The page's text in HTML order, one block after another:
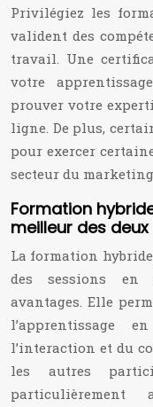
Privilégiez les
valident des
travail. Une
votre
prouver votre
ligne. De plus,
pour exercer
secteur du
Formation
meilleur des
La formation
des sessions en
avantages. Elle
l’apprentissage
l’interaction et du
les autres